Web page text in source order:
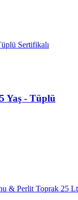
Yaş - Tüplü